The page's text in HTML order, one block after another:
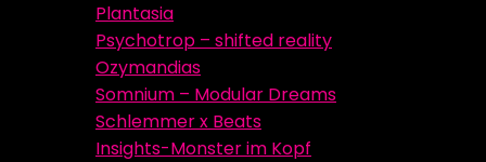
Plantasia
Psychotrop – shifted reality
Ozymandias
Somnium – Modular Dreams
Schlemmer x Beats
Insights-Monster im Kopf